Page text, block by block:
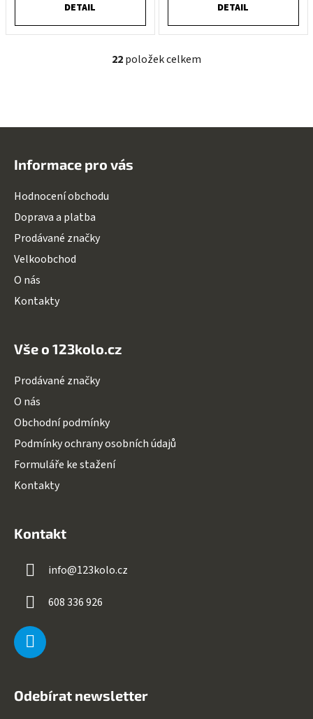
DETAIL DETAIL
O
d
22položek celkem
Informace pro vás
Hodnocení obchodu
Doprava a platba
Prodávané značky
Velkoobchod
O nás
Kontakty
Vše o 123kolo.cz
Prodávané značky
O nás
Obchodní podmínky
Podmínky ochrany osobních údajů
Formuláře ke stažení
Kontakty
Kontakt
info@123kolo.cz
608 336 926
Odebírat newsletter